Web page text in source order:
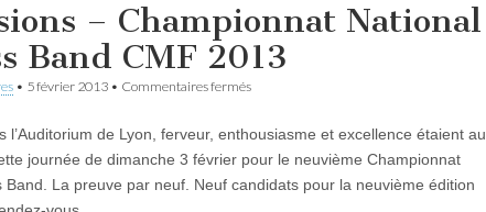
– Championnat National
Band CMF 2013
• 5 février 2013 • Commentaires ferméssur
Championnat
National
Brass
l’Auditorium de Lyon, ferveur, enthousiasme et excellence étaient au
journée de dimanche 3 février pour le neuvième Championnat
Band. La preuve par neuf. Neuf candidats pour la neuvième édition